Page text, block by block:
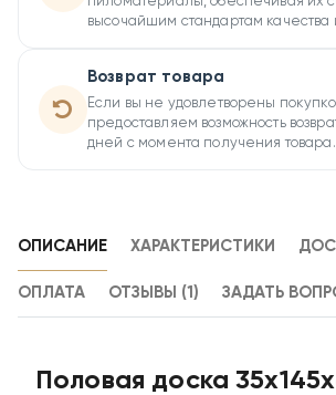
высочайшим стандартам качества
Возврат товара
Если вы не удовлетворены
предоставляем возможность
дней с момента получения товара.
ОПИСАНИЕ ХАРАКТЕРИСТИКИ
ОПЛАТА ОТЗЫВЫ (1) ЗАДАТЬ
Половая доска